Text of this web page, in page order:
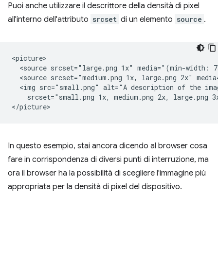
Puoi anche utilizzare il descrittore della densità di pixel
all'interno dell'attributo srcset di un elemento source .
<picture>
<source srcset="large.png 1x" media="(min-width:
<source srcset="medium.png 1x, large.png 2x"
<img src="small.png" alt="A description of the
srcset="small.png 1x, medium.png 2x, large.png
In questo esempio, stai ancora dicendo al browser cosa
fare in corrispondenza di diversi punti di interruzione, ma
ora il browser ha la possibilità di scegliere l'immagine più
appropriata per la densità di pixel del dispositivo.